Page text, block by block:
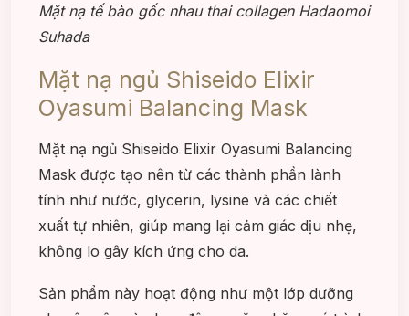
Mặt nạ tế bào gốc nhau thai collagen Hadaomoi
Suhada
Mặt nạ ngủ Shiseido Elixir
Oyasumi Balancing Mask
Mặt nạ ngủ Shiseido Elixir Oyasumi Balancing
Mask được tạo nên từ các thành phần lành
tính như nước, glycerin, lysine và các chiết
xuất tự nhiên, giúp mang lại cảm giác dịu nhẹ,
không lo gây kích ứng cho da.
Sản phẩm này hoạt động như một lớp dưỡng